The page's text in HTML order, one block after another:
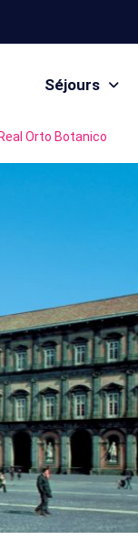
Séjours
Orto Botanico